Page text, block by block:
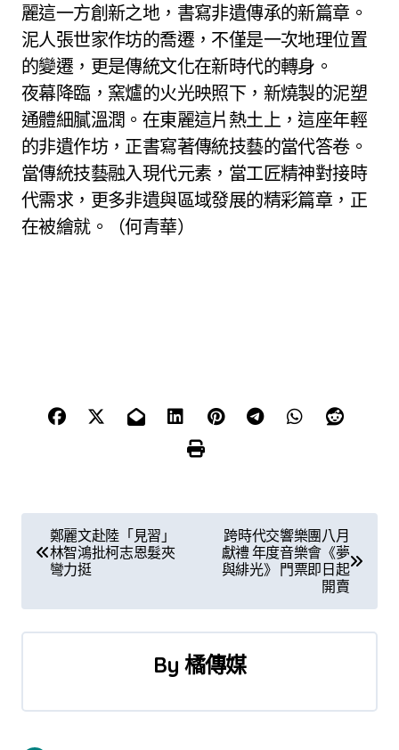
麗這一方創新之地，書寫非遺傳承的新篇章。
泥人張世家作坊的喬遷，不僅是一次地理位置
的變遷，更是傳統文化在新時代的轉身。
夜幕降臨，窯爐的火光映照下，新燒製的泥塑
通體細膩溫潤。在東麗這片熱土上，這座年輕
的非遺作坊，正書寫著傳統技藝的當代答卷。
當傳統技藝融入現代元素，當工匠精神對接時
代需求，更多非遺與區域發展的精彩篇章，正
在被繪就。（何青華）
章
導
覽
鄭麗文赴陸「見習」
林智鴻批柯志恩髮夾
彎力挺
跨時代交響樂團八月
獻禮 年度音樂會《夢
與緋光》 門票即日起
開賣
By 橘傳媒